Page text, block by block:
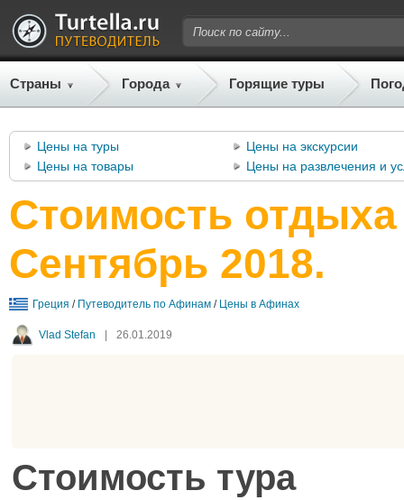
Страны Города Горящие туры
Цены на туры
Цены на экскурсии
Цены на товары
Цены на развлечения и
Стоимость
Сентябрь 2018.
Греция / Путеводитель по Афинам / Цены в Афинах
Vlad Stefan | 26.01.2019
Стоимость тура